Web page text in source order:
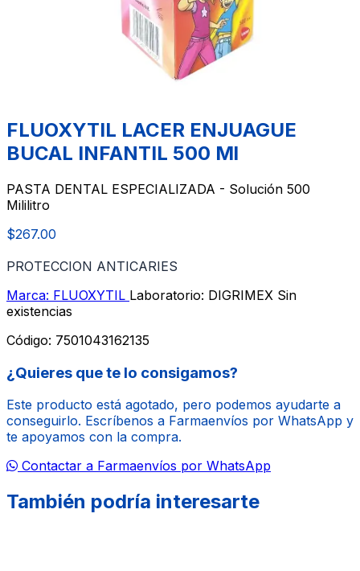
FLUOXYTIL LACER ENJUAGUE
BUCAL INFANTIL 500 Ml
PASTA DENTAL ESPECIALIZADA - Solución 500
Mililitro
$267.00
PROTECCION ANTICARIES
Marca: FLUOXYTIL Laboratorio: DIGRIMEX Sin
existencias
Código: 7501043162135
¿Quieres que te lo consigamos?
Este producto está agotado, pero podemos ayudarte a
conseguirlo. Escríbenos a Farmaenvíos por WhatsApp y
te apoyamos con la compra.
Contactar a Farmaenvíos por WhatsApp
También podría interesarte